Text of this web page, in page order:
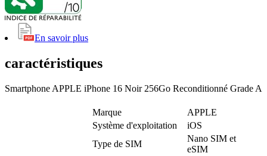
En savoir plus
caractéristiques
Smartphone APPLE iPhone 16 Noir 256Go Reconditionné Grade A
Marque
APPLE
Système d'exploitation
iOS
Type de SIM
Nano SIM et
eSIM